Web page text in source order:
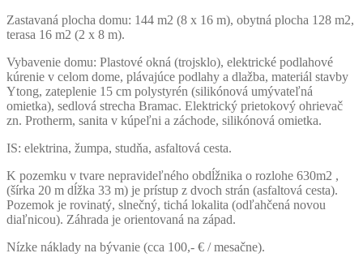
Zastavaná plocha domu: 144 m2 (8 x 16 m), obytná plocha 128 m2,
terasa 16 m2 (2 x 8 m).
Vybavenie domu: Plastové okná (trojsklo), elektrické podlahové
kúrenie v celom dome, plávajúce podlahy a dlažba, materiál stavby
Ytong, zateplenie 15 cm polystyrén (silikónová umývateľná
omietka), sedlová strecha Bramac. Elektrický prietokový ohrievač
zn. Protherm, sanita v kúpeľni a záchode, silikónová omietka.
IS: elektrina, žumpa, studňa, asfaltová cesta.
K pozemku v tvare nepravideľného obdĺžnika o rozlohe 630m2 ,
(šírka 20 m dĺžka 33 m) je prístup z dvoch strán (asfaltová cesta).
Pozemok je rovinatý, slnečný, tichá lokalita (odľahčená novou
diaľnicou). Záhrada je orientovaná na západ.
Nízke náklady na bývanie (cca 100,- € / mesačne).